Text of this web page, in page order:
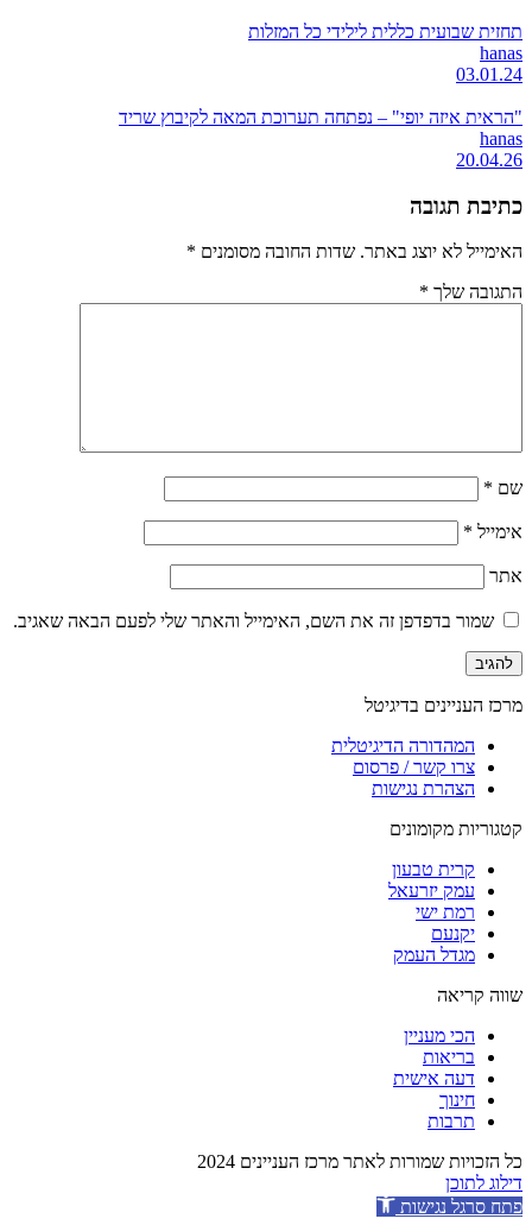
תחזית שבועית כללית לילידי כל המזלות
hanas
03.01.24
"הראית איזה יופי" – נפתחה תערוכת המאה לקיבוץ שריד
hanas
20.04.26
כתיבת תגובה
האימייל לא יוצג באתר. שדות החובה מסומנים *
התגובה שלך *
שם *
אימייל *
אתר
שמור בדפדפן זה את השם, האימייל והאתר שלי לפעם הבאה שאגיב.
מרכז העניינים בדיגיטל
המהדורה הדיגיטלית
צרו קשר / פרסום
הצהרת נגישות
קטגוריות מקומונים
קרית טבעון
עמק יזרעאל
רמת ישי
יקנעם
מגדל העמק
שווה קריאה
הכי מעניין
בריאות
דעה אישית
חינוך
תרבות
כל הזכויות שמורות לאתר מרכז העניינים 2024
דילוג לתוכן
פתח סרגל נגישות